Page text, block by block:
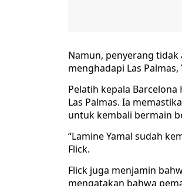
Namun, penyerang
menghadapi Las
Pelatih kepala
Las Palmas. Ia
untuk kembali bermain
“Lamine Yamal sudah
Flick.
Flick juga menjamin
mengatakan bahwa